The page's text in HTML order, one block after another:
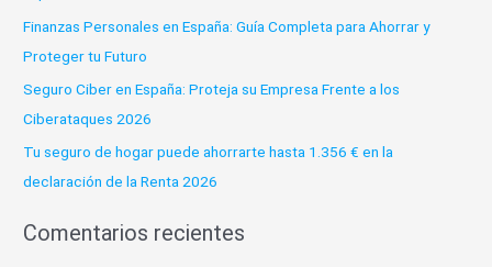
o
r
:
Finanzas Personales en España: Guía Completa para Ahorrar y
Proteger tu Futuro
Seguro Ciber en España: Proteja su Empresa Frente a los
Ciberataques 2026
Tu seguro de hogar puede ahorrarte hasta 1.356 € en la
declaración de la Renta 2026
Comentarios recientes